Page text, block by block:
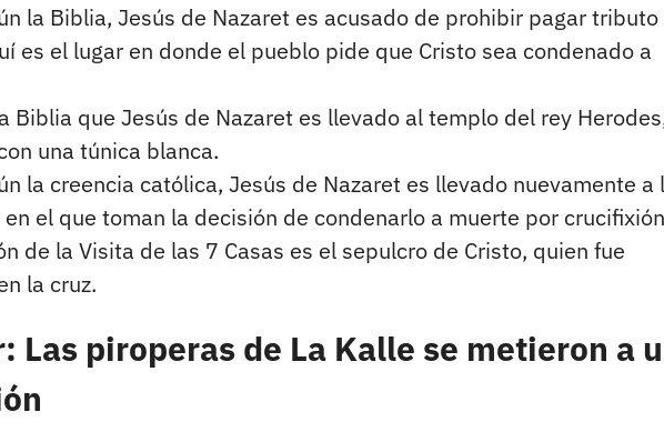
la Biblia, Jesús de Nazaret es acusado de prohibir pagar tributo
es el lugar en donde el pueblo pide que Cristo sea condenado a
Biblia que Jesús de Nazaret es llevado al templo del rey
una túnica blanca.
la creencia católica, Jesús de Nazaret es llevado nuevamente a
el que toman la decisión de condenarlo a muerte por
de la Visita de las 7 Casas es el sepulcro de Cristo, quien fue
la cruz.
Las piroperas de La Kalle se metieron a